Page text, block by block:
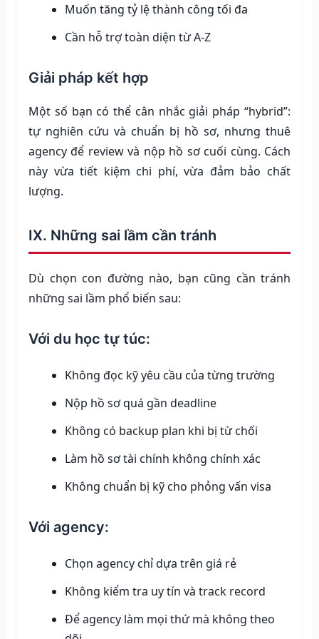
Muốn tăng tỷ lệ thành công tối đa
Cần hỗ trợ toàn diện từ A-Z
Giải pháp kết hợp
Một số bạn có thể cân nhắc giải pháp “hybrid”:
tự nghiên cứu và chuẩn bị hồ sơ, nhưng thuê
agency để review và nộp hồ sơ cuối cùng. Cách
này vừa tiết kiệm chi phí, vừa đảm bảo chất
lượng.
IX. Những sai lầm cần tránh
Dù chọn con đường nào, bạn cũng cần tránh
những sai lầm phổ biến sau:
Với du học tự túc:
Không đọc kỹ yêu cầu của từng trường
Nộp hồ sơ quá gần deadline
Không có backup plan khi bị từ chối
Làm hồ sơ tài chính không chính xác
Không chuẩn bị kỹ cho phỏng vấn visa
Với agency:
Chọn agency chỉ dựa trên giá rẻ
Không kiểm tra uy tín và track record
Để agency làm mọi thứ mà không theo